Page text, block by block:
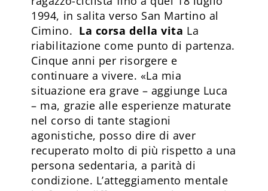
1994, in salita verso San Martino al
Cimino. La corsa della vita La
riabilitazione come punto di partenza.
Cinque anni per risorgere e
continuare a vivere. «La mia
situazione era grave – aggiunge Luca
– ma, grazie alle esperienze maturate
nel corso di tante stagioni
agonistiche, posso dire di aver
recuperato molto di più rispetto a una
persona sedentaria, a parità di
condizione. L’atteggiamento mentale